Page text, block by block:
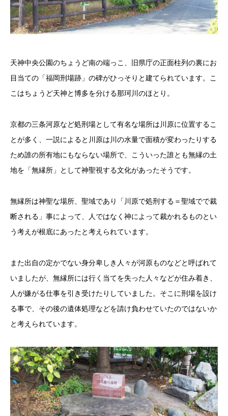
天神中央公園のちょうど南の端っこ、旧県庁の正面柱列の裏にお
目当ての「福岡刑場跡」の碑がひっそりと建てられています。こ
こはちょうど天神と博多を分ける那珂川のほとり。
京都の三条河原など処刑場として有名な場所は川原に位置するこ
とが多く、一説によると川原は川の水量で面積が変わったりする
ため誰の所有地にもならない場所で、こういった誰とも無縁の土
地を「無縁所」として神聖視する文化があったそうです。
無縁所は神聖な場所、聖域であり「川原で処刑する＝聖域でで裁
断される」事によって、人ではなく神によって裁かれるものとい
う考えが根底にあったと考えられています。
また出自の定かでない身分卑しき人々が河原ものなどと呼ばれて
いましたが、無縁所には行く当てを失った人々などが住み着き、
人が嫌がる仕事を引き受けたりしていました。そこに刑場を設け
る事で、その後の遺体処理などを請け負わせていたのではないか
と考えられています。